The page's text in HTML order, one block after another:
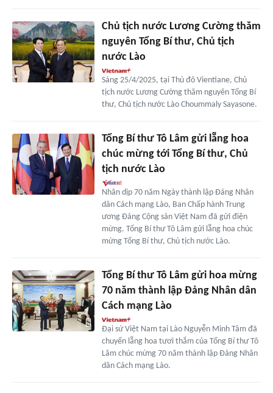
Chủ tịch nước Lương Cường thăm
nguyên Tổng Bí thư, Chủ tịch
nước Lào
Sáng 25/4/2025, tại Thủ đô Vientiane, Chủ
tịch nước Lương Cường thăm nguyên Tổng Bí
thư, Chủ tịch nước Lào Choummaly Sayasone.
Tổng Bí thư Tô Lâm gửi lẵng hoa
chúc mừng tới Tổng Bí thư, Chủ
tịch nước Lào
Nhân dịp 70 năm Ngày thành lập Đảng Nhân
dân Cách mạng Lào, Ban Chấp hành Trung
ương Đảng Cộng sản Việt Nam đã gửi điện
mừng. Tổng Bí thư Tô Lâm gửi lẵng hoa chúc
mừng Tổng Bí thư, Chủ tịch nước Lào.
Tổng Bí thư Tô Lâm gửi hoa mừng
70 năm thành lập Đảng Nhân dân
Cách mạng Lào
Đại sứ Việt Nam tại Lào Nguyễn Minh Tâm đã
chuyển lẵng hoa tươi thắm của Tổng Bí thư Tô
Lâm chúc mừng 70 năm thành lập Đảng Nhân
dân Cách mạng Lào.